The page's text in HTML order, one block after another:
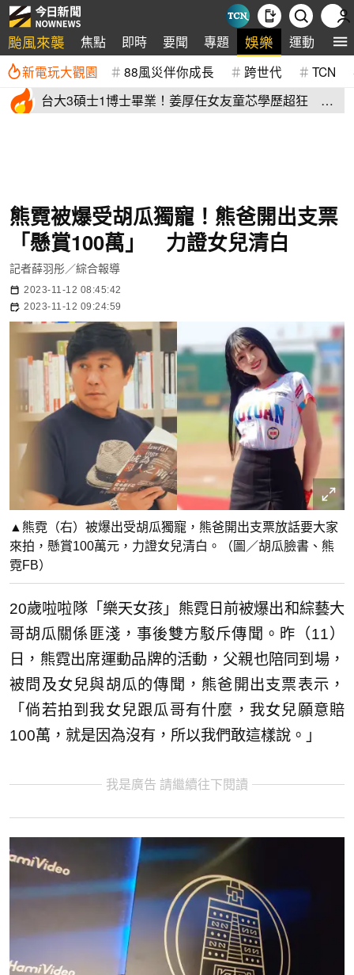
颱風來襲 焦點 即時 要聞 專題 娛樂 運動 全
新電玩大觀園 88風災伴你成長 跨世代 TCN
台大3碩士1博士畢業！姜厚任女友童芯學歷超狂 他
熊霓被爆受胡瓜獨寵！熊爸開出支票
「懸賞100萬」 力證女兒清白
記者薛羽彤／綜合報導
2023-11-12 08:45:42
2023-11-12 09:24:59
▲熊霓（右）被爆出受胡瓜獨寵，熊爸開出支票放話要大家
來拍，懸賞100萬元，力證女兒清白。（圖／胡瓜臉書、熊
霓FB）
20歲啦啦隊「樂天女孩」熊霓日前被爆出和綜藝大
哥胡瓜關係匪淺，事後雙方駁斥傳聞。昨（11）
日，熊霓出席運動品牌的活動，父親也陪同到場，
被問及女兒與胡瓜的傳聞，熊爸開出支票表示，
「倘若拍到我女兒跟瓜哥有什麼，我女兒願意賠
100萬，就是因為沒有，所以我們敢這樣說。」
我是廣告 請繼續往下閱讀